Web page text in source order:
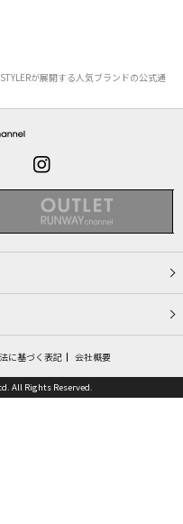
が展開する人気ブランドの公式通
に基づく表記 会社概要
All Rights Reserved.